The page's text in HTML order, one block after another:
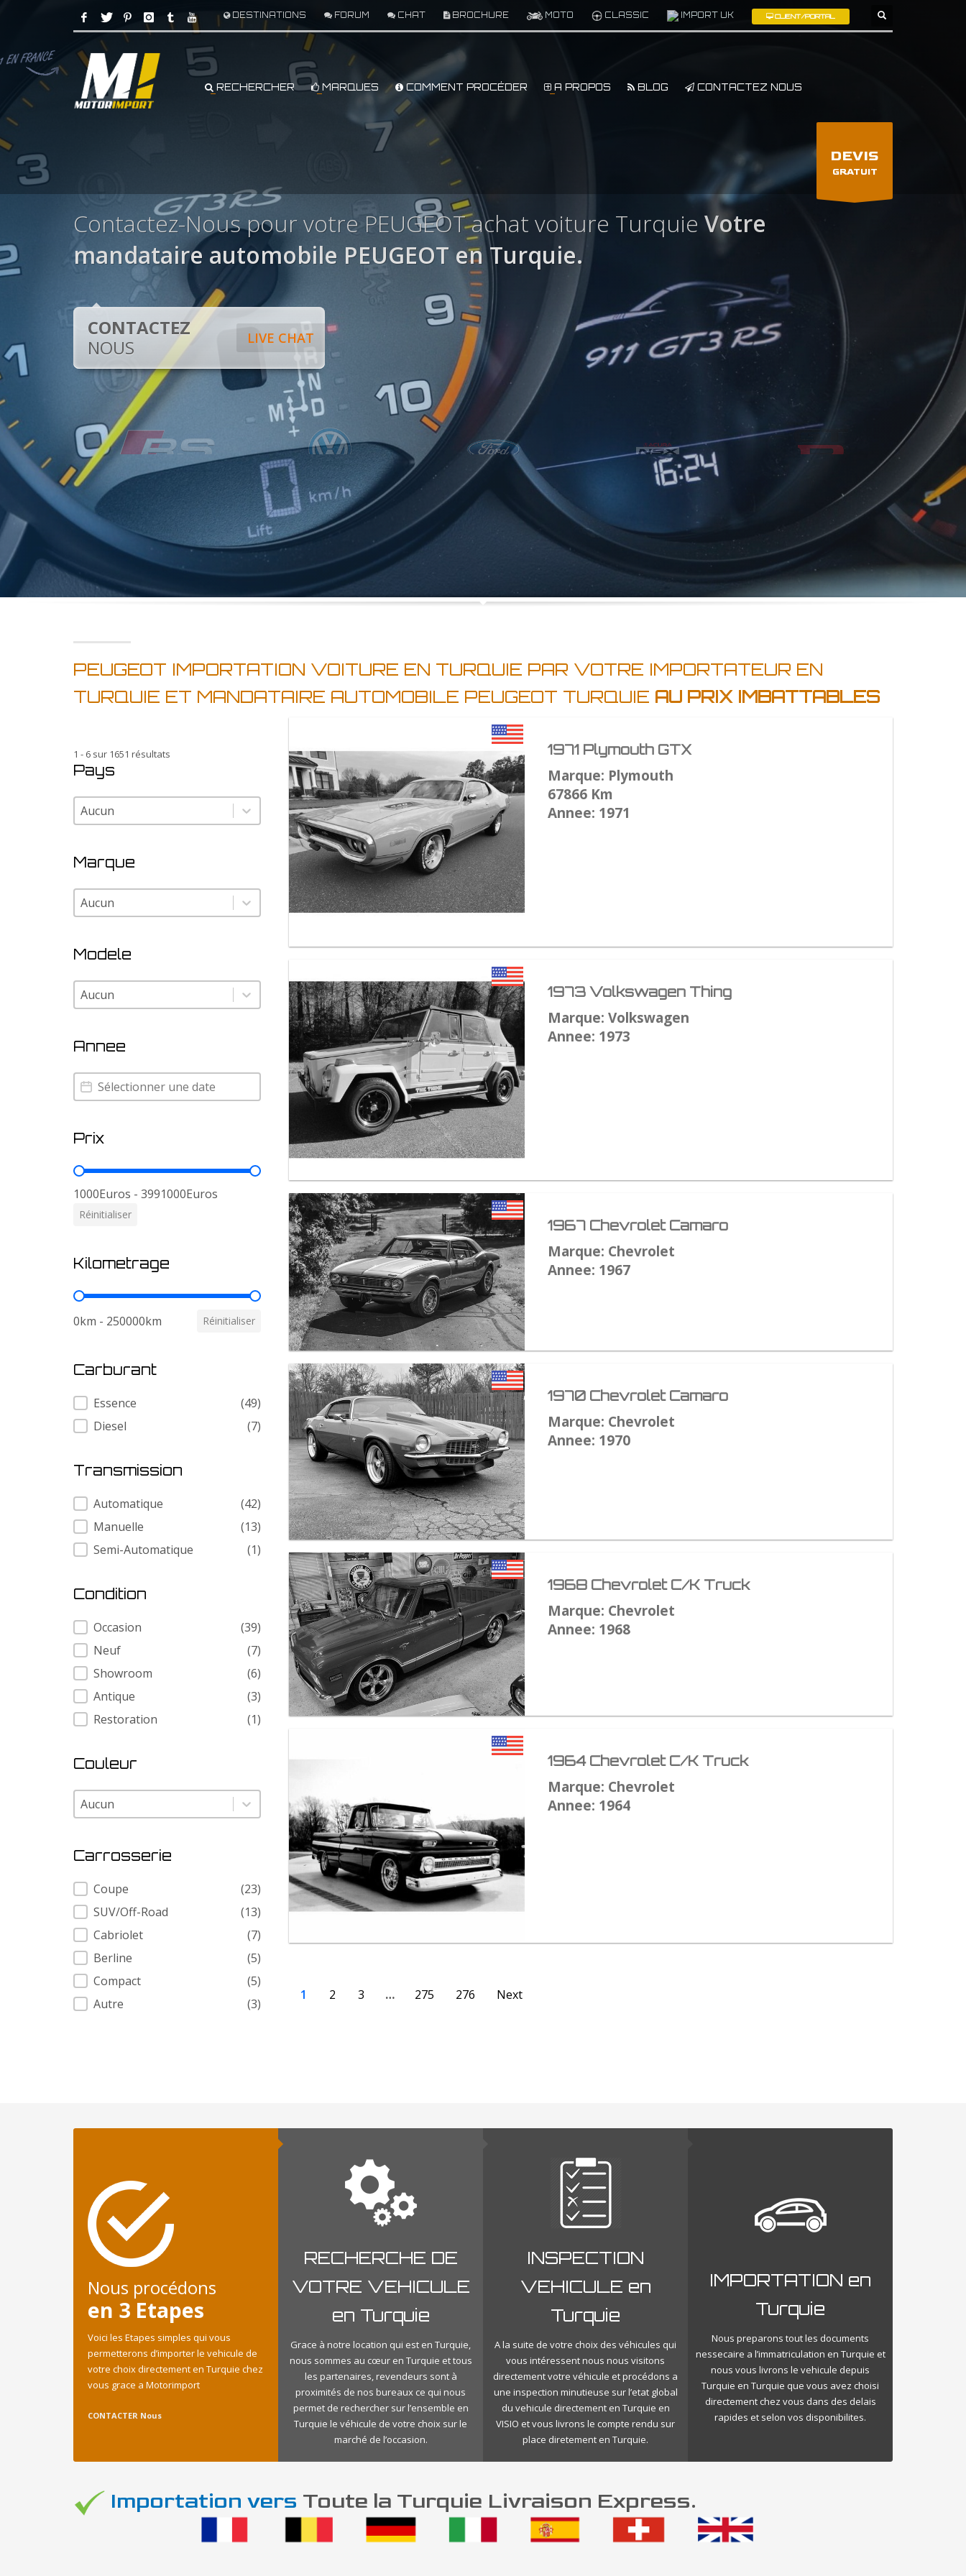
DESTINATIONS FORUM CHAT BROCHURE MOTO CLASSIC IMPORT UK CLIENT/PORTAL
RECHERCHER MARQUES COMMENT PROCÉDER A PROPOS BLOG CONTACTEZ NOUS
DEVIS
GRATUIT
Contactez-Nous pour votre PEUGEOT achat voiture Turquie Votre
mandataire automobile PEUGEOT en Turquie.
LIVE CHAT
CONTACTEZ
NOUS
PEUGEOT IMPORTATION VOITURE EN TURQUIE PAR VOTRE IMPORTATEUR EN
TURQUIE ET MANDATAIRE AUTOMOBILE PEUGEOT TURQUIE AU PRIX IMBATTABLES
1 - 6 sur 1651 résultats
Pays
Pays
Pays
Marque
Marque
Marque
Modele
Modele
Modele
Annee
Annee
Annee
Prix
Prix
1000Euros - 3991000Euros
Réinitialiser
Kilometrage
Kilometrage
0km - 250000km Réinitialiser
Carburant
Carburant
Essence
(49)
Diesel
(7)
Transmission
Transmission
Automatique
(42)
Manuelle
(13)
Semi-Automatique
(1)
Condition
Condition
Occasion
(39)
Neuf
(7)
Showroom
(6)
Antique
(3)
Restoration
(1)
Couleur
Couleur
Couleur
Carrosserie
Carrosserie
Coupe
(23)
SUV/Off-Road
(13)
Cabriolet
(7)
Berline
(5)
Compact
(5)
Autre
(3)
1971 Plymouth GTX
Marque: Plymouth
67866 Km
Annee: 1971
1973 Volkswagen Thing
Marque: Volkswagen
Annee: 1973
1967 Chevrolet Camaro
Marque: Chevrolet
Annee: 1967
1970 Chevrolet Camaro
Marque: Chevrolet
Annee: 1970
1968 Chevrolet C/K Truck
Marque: Chevrolet
Annee: 1968
1964 Chevrolet C/K Truck
Marque: Chevrolet
Annee: 1964
1 2 3 … 275 276 Next
Nous procédons
en 3 Etapes
Voici les Etapes simples qui vous
permetterons d’importer le vehicule de
votre choix directement en Turquie chez
vous grace a Motorimport
CONTACTER Nous
RECHERCHE DE
VOTRE VEHICULE
en Turquie
Grace à notre location qui est en Turquie,
nous sommes au cœur en Turquie et tous
les partenaires, revendeurs sont à
proximités de nos bureaux ce qui nous
permet de rechercher sur l’ensemble en
Turquie le véhicule de votre choix sur le
marché de l’occasion.
INSPECTION
VEHICULE en
Turquie
A la suite de votre choix des véhicules qui
vous intéressent nous nous visitons
directement votre véhicule et procédons a
une inspection minutieuse sur l’etat global
du vehicule directement en Turquie en
VISIO et vous livrons le compte rendu sur
place diretement en Turquie.
IMPORTATION en
Turquie
Nous preparons tout les documents
nessecaire a l’immatriculation en Turquie et
nous vous livrons le vehicule depuis
Turquie en Turquie que vous avez choisi
directement chez vous dans des delais
rapides et selon vos disponibilites.
Importation vers Toute la Turquie Livraison Express.